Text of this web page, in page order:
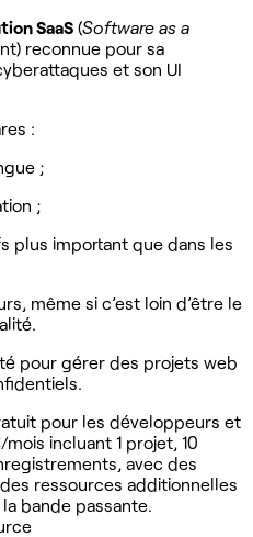
SaaS (Software as a
reconnue pour sa
et son UI
:
;
;
plus important que dans les
même si c’est loin d’être le
pour gérer des projets web
pour les développeurs et
incluant 1 projet, 10
avec des
ressources additionnelles
bande passante.